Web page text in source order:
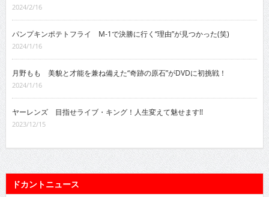
2024/2/16
パンプキンポテトフライ M-1で決勝に行く“理由”が見つかった(笑)
2024/1/16
月野もも 美貌と才能を兼ね備えた“奇跡の原石”がDVDに初挑戦！
2024/1/16
ヤーレンズ 目指せライブ・キング！人生変えて魅せます!!
2023/12/15
ドカントニュース